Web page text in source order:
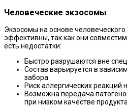
Человеческие экзосомы
Экзосомы на основе
эффективны, так как они
есть недостатки:
Быстро разрушаются вне
Состав варьируется в
забора.
Риск аллергических реакций
Возможна передача
при низком качестве